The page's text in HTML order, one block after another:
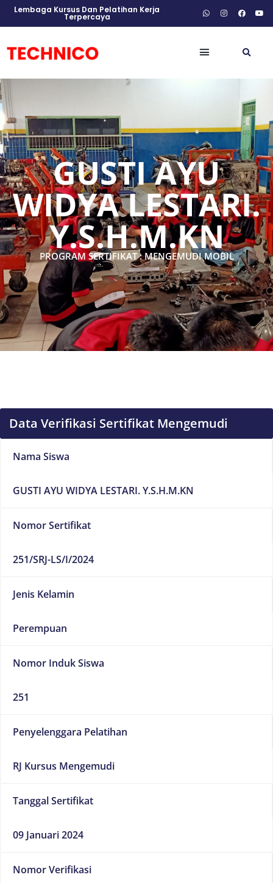
Lembaga Kursus Dan Pelatihan Kerja
Terpercaya
GUSTI AYU
WIDYA LESTARI.
Y.S.H.M.KN
PROGRAM SERTIFIKAT : MENGEMUDI MOBIL
Data Verifikasi Sertifikat Mengemudi
Nama Siswa
GUSTI AYU WIDYA LESTARI. Y.S.H.M.KN
Nomor Sertifikat
251/SRJ-LS/I/2024
Jenis Kelamin
Perempuan
Nomor Induk Siswa
251
Penyelenggara Pelatihan
RJ Kursus Mengemudi
Tanggal Sertifikat
09 Januari 2024
Nomor Verifikasi